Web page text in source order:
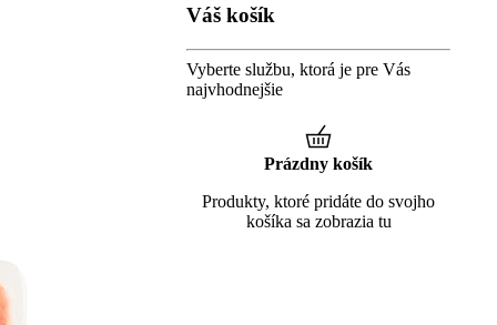
Váš košík
Vyberte službu, ktorá je pre Vás
najvhodnejšie
Prázdny košík
Produkty, ktoré pridáte do svojho
košíka sa zobrazia tu